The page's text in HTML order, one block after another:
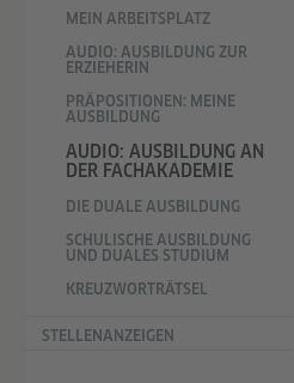
MEIN ARBEITSPLATZ
AUDIO: AUSBILDUNG ZUR
ERZIEHERIN
PRÄPOSITIONEN: MEINE
AUSBILDUNG
AUDIO: AUSBILDUNG AN
DER FACHAKADEMIE
DIE DUALE AUSBILDUNG
SCHULISCHE AUSBILDUNG
UND DUALES STUDIUM
KREUZWORTRÄTSEL
STELLENANZEIGEN